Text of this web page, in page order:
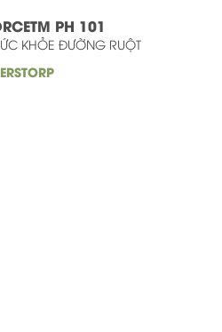
PH 101
KHỎE ĐƯỜNG RUỘT